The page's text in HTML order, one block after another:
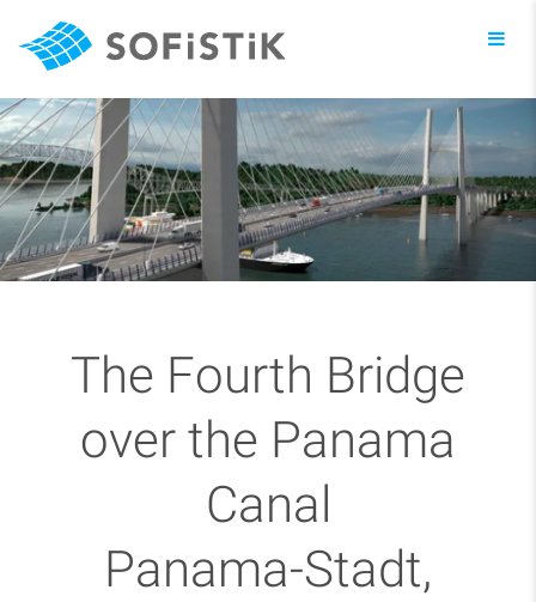
The Fourth Bridge
over the Panama
Canal
Panama-Stadt,